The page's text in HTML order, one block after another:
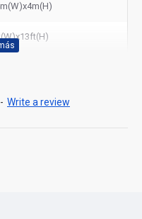
- Write a review